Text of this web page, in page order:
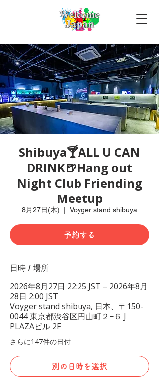
Shibuya🍸ALL U CAN
DRINK🍺Hang out
Night Club Friending
Meetup
8月27日(木) Voyger stand shibuya
予約する
日時 / 場所
2026年8月27日 22:25 JST – 2026年8月
28日 2:00 JST
Voyger stand shibuya, 日本、〒150-
0044 東京都渋谷区円山町２−６ J
PLAZAビル 2F
さらに147件の日付
別の日時を選択